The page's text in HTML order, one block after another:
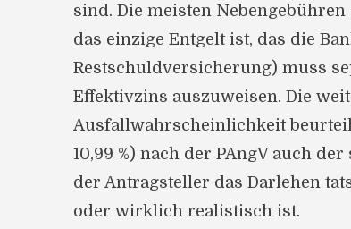
sind. Die meisten
das einzige Entgelt ist, das die
Restschuldversicherung) muss
Effektivzins auszuweisen. Die
Ausfallwahrscheinlichkeit
10,99 %) nach der PAngV auch
der Antragsteller das Darlehen
oder wirklich realistisch ist.